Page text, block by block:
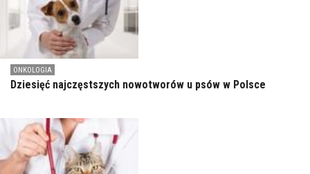
ONKOLOGIA
Dziesięć najczęstszych nowotworów u psów w Polsce